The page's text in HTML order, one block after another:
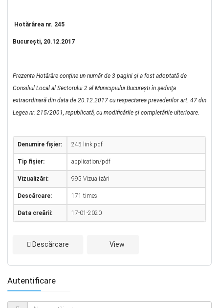
Hotărârea nr. 245
Bucureşti, 20.12.2017
Prezenta Hotărâre conține un număr de 3 pagini și a fost adoptată de
Consiliul Local al Sectorului 2 al Municipiului Bucureşti în şedinţa
extraordinară din data de 20.12.2017 cu respectarea prevederilor art. 47 din
Legea nr. 215/2001, republicată, cu modificările şi completările ulterioare.
Denumire fișier: 245 link.pdf
Tip fișier: application/pdf
Vizualizări: 995 Vizualizări
Descărcare: 171 times
Data creării: 17-01-2020
Descărcare View
Autentificare